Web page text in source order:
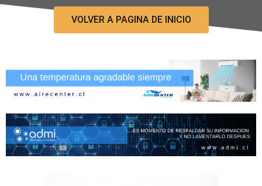
VOLVER A PAGINA DE INICIO